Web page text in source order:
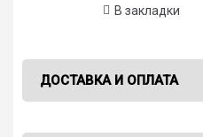
В закладки
ДОСТАВКА И ОПЛАТА